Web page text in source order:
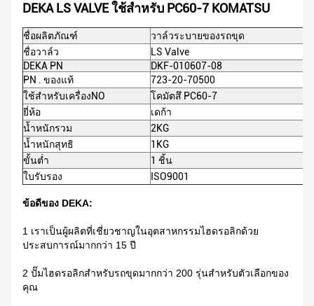
DEKA LS VALVE ใช้สำหรับ PC60-7 KOMATSU
ชื่อผลิตภัณฑ์
วาล์วระบายของรถขุด
ชื่อวาล์ว
LS Valve
DEKA PN
DKF-010607-08
PN . ของแท้
723-20-70500
ใช้สำหรับเครื่องNO
โคมัตสึ PC60-7
ยี่ห้อ
เดก้า
น้ำหนักรวม
2KG
น้ำหนักสุทธิ
1KG
ขั้นต่ำ
1 ชิ้น
ใบรับรอง
ISO9001
ข้อดีของ DEKA:
1 เราเป็นผู้ผลิตที่เชี่ยวชาญในอุตสาหกรรมไฮดรอลิกด้วย
ประสบการณ์มากกว่า 15 ปี
2 ปั๊มไฮดรอลิกสำหรับรถขุดมากกว่า 200 รุ่นสำหรับตัวเลือกของ
คุณ